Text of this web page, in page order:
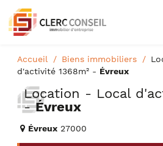
Accueil Biens immobiliers
d'activité 1368m² - Évreux
Location - Local
-Évreux
Évreux 27000